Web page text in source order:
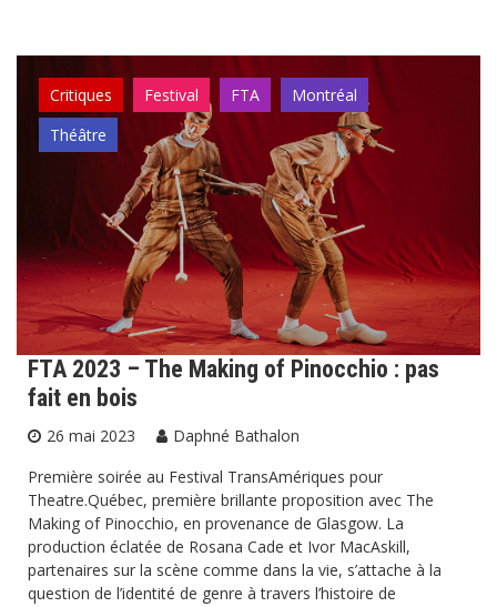
Critiques Festival FTA
Montréal
Théâtre
FTA 2023 – The Making of Pinocchio : pas
fait en bois
26 mai 2023
Daphné Bathalon
Première soirée au Festival TransAmériques pour
Theatre.Québec, première brillante proposition avec The
Making of Pinocchio, en provenance de Glasgow. La
production éclatée de Rosana Cade et Ivor MacAskill,
partenaires sur la scène comme dans la vie, s’attache à la
question de l’identité de genre à travers l’histoire de